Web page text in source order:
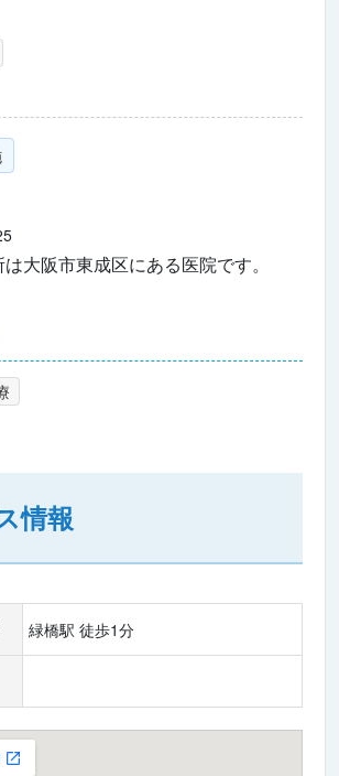
大阪市東成区にある医院です。
情報
緑橋駅 徒歩1分